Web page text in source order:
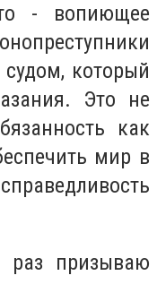
- вопиющее
который
Это не
как
мир в
раз призываю